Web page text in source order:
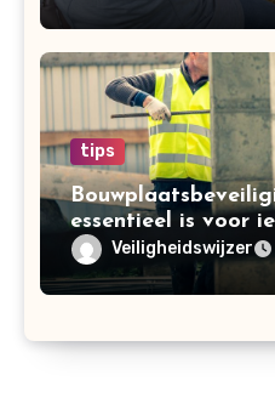
tips
essentieel is voor
bouwonderneming
Veiligheidswijzer